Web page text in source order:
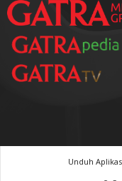
TERPOPULER